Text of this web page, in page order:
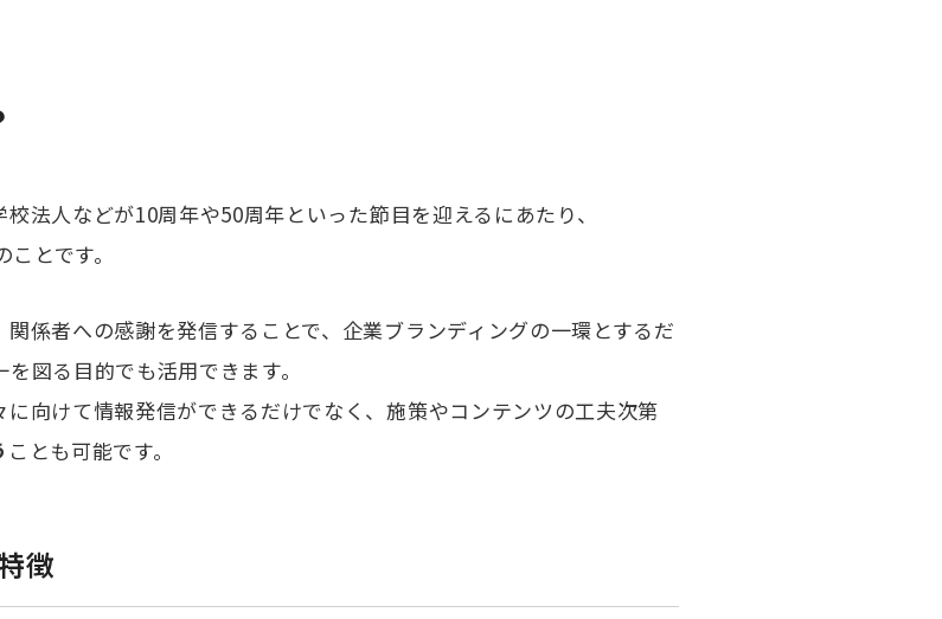
法人などが10周年や50周年といった節目を迎えるにあたり、
ことです。
係者への感謝を発信することで、企業ブランディングの一環とするだ
図る目的でも活用できます。
向けて情報発信ができるだけでなく、施策やコンテンツの工夫次第
ことも可能です。
徴